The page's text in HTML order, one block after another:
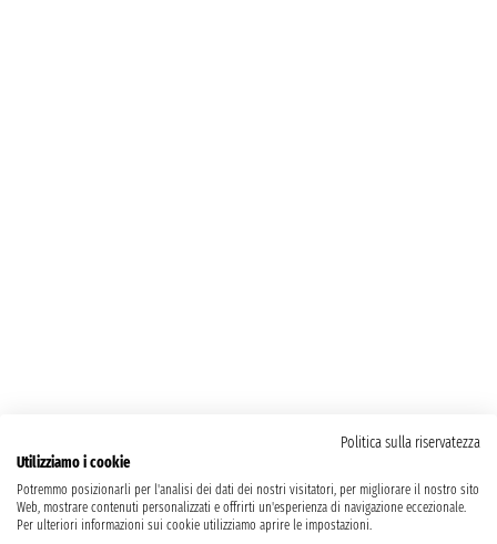
Politica sulla riservatezza
Utilizziamo i cookie
Potremmo posizionarli per l'analisi dei dati dei nostri visitatori, per migliorare il nostro sito
Web, mostrare contenuti personalizzati e offrirti un'esperienza di navigazione eccezionale.
Per ulteriori informazioni sui cookie utilizziamo aprire le impostazioni.